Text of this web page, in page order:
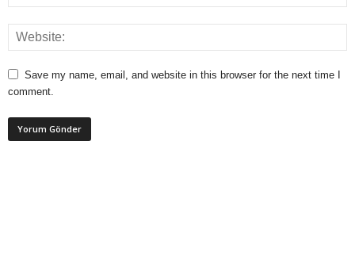
Save my name, email, and website in this browser for the next time I
comment.